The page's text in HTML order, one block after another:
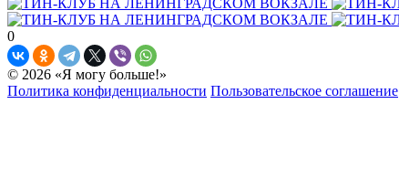
0
© 2026 «Я могу больше!»
Политика конфиденциальности Пользовательское соглашение